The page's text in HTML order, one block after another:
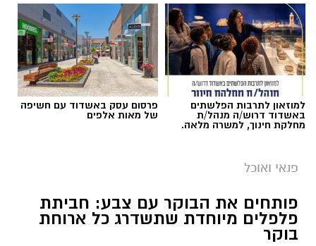
למוזאון לתרבות הפלשתים
באשדוד דרוש/ה מנהל/ת
מחלקת חינוך, למשרה מלאה.
פרסום עסק באשדוד עם חשיפה
של מאות אלפים
פנאי ואוכל
פותחים את הבוקר עם צבע: חביתת
פלפלים מיוחדת שתשדרג כל ארוחת
בוקר